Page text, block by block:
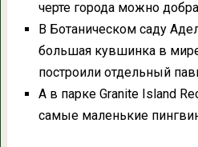
черте города можно
В Ботаническом саду
большая кувшинка в
построили отдельный
А в парке Granite Island
самые маленькие